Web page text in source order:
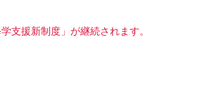
支援新制度」が継続されます。